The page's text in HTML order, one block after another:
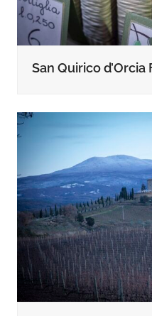
San Quirico d’Orcia